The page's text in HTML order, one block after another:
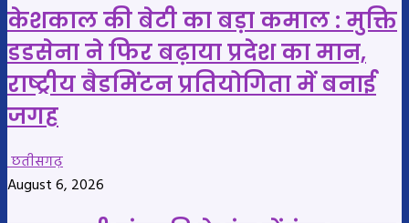
केशकाल की बेटी का बड़ा कमाल : मुक्ति
डडसेना ने फिर बढ़ाया प्रदेश का मान,
राष्ट्रीय बैडमिंटन प्रतियोगिता में बनाई
जगह
छतीसगढ़
August 6, 2026